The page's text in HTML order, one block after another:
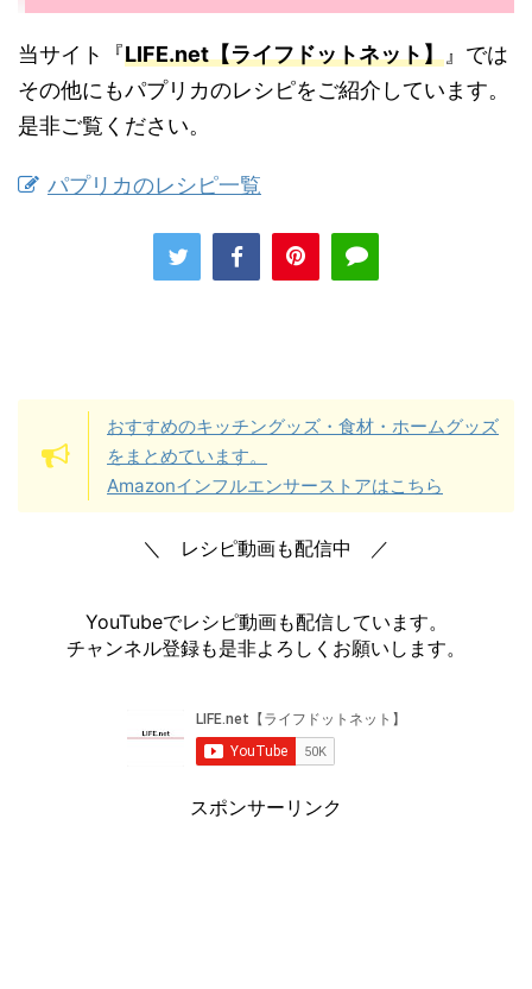
当サイト『LIFE.net【ライフドットネット】 』では
その他にもパプリカのレシピをご紹介しています。
是非ご覧ください。
パプリカのレシピ一覧
おすすめのキッチングッズ・食材・ホームグッズ
をまとめています。
Amazonインフルエンサーストアはこちら
＼ レシピ動画も配信中 ／
YouTubeでレシピ動画も配信しています。
チャンネル登録も是非よろしくお願いします。
スポンサーリンク